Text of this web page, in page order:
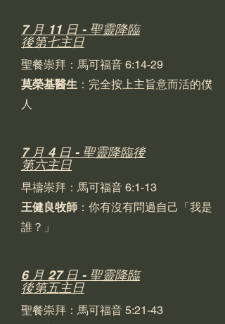
7 月 11 日 - 聖靈降臨
後第七主日
聖餐崇拜：馬可福音 6:14-29
莫榮基醫生 ：完全按上主旨意而活的僕
人
7 月 4 日 - 聖靈降臨後
第六主日
早禱崇拜：馬可福音 6:1-13
王健良牧師 ：你有沒有問過自己「我是
誰？」
6 月 27 日 - 聖靈降臨
後第五主日
聖餐崇拜：馬可福音 5:21-43